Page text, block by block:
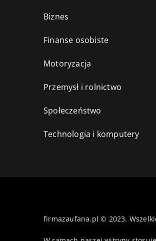
Biznes
Finanse osobiste
Motoryzacja
Przemysł i rolnictwo
Społeczeństwo
Technologia i komputery
firmazaufana.pl © 2023.